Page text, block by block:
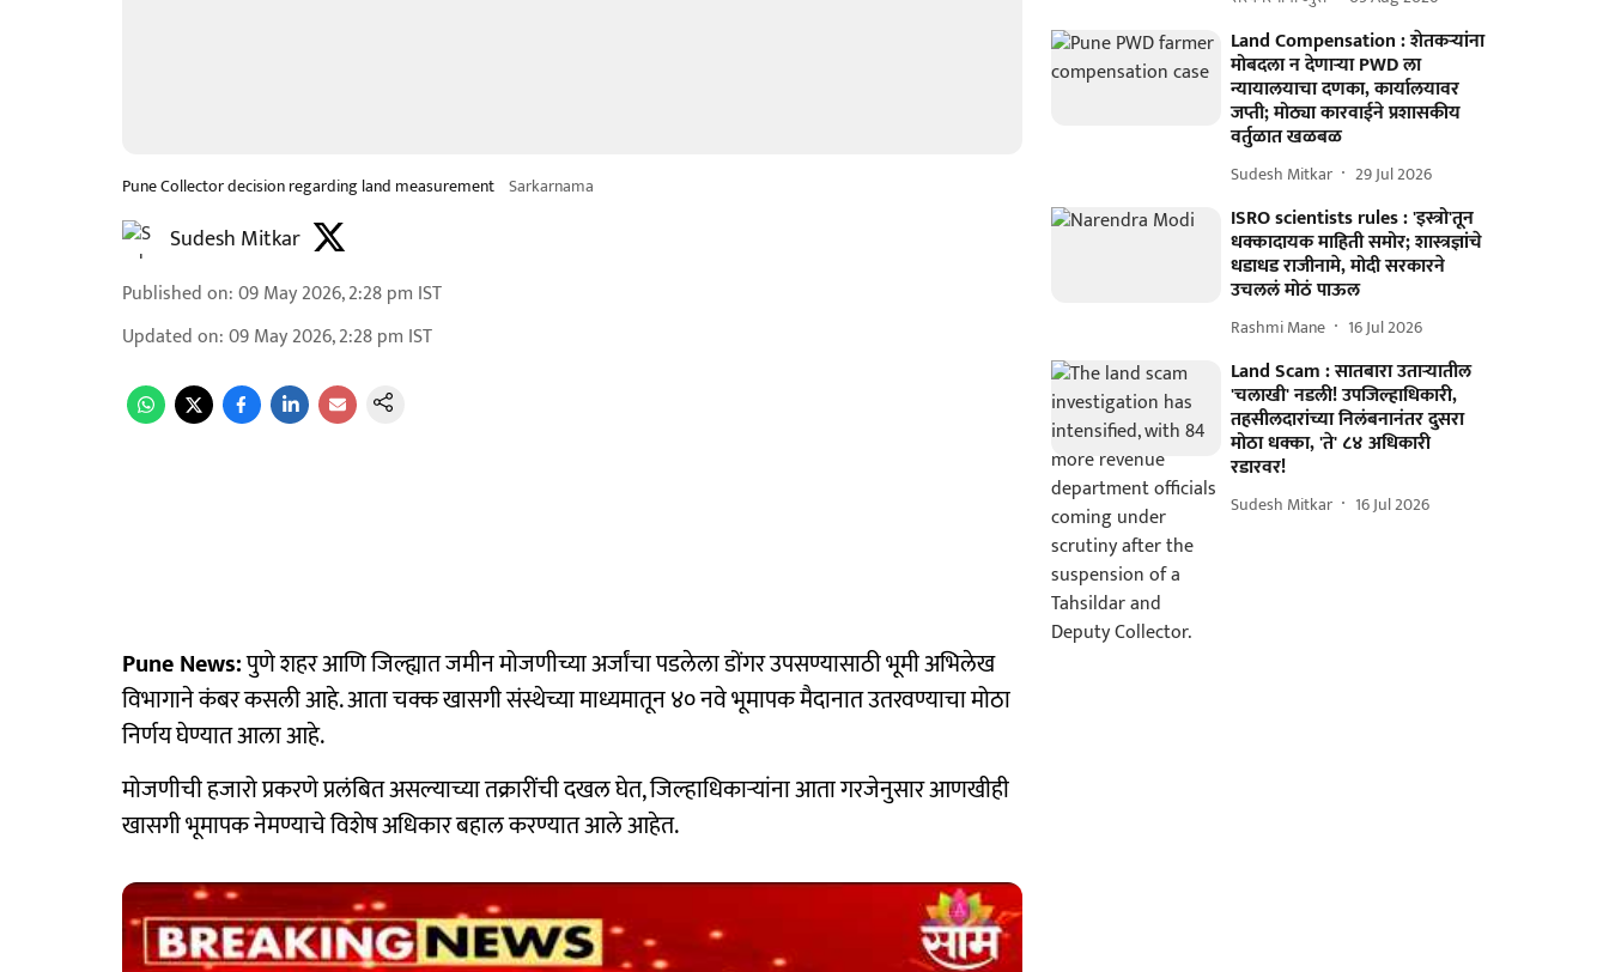
Pune Collector decision regarding land measurement Sarkarnama
Sudesh Mitkar
Published on:09 May 2026, 2:28 pm IST
Updated on:09 May 2026, 2:28 pm IST
Pune News:पुणे शहर आणि जिल्ह्यात जमीन मोजणीच्या अर्जांचा पडलेला डोंगर उपसण्यासाठी भूमी अभिलेख
विभागाने कंबर कसली आहे. आता चक्क खासगी संस्थेच्या माध्यमातून ४० नवे भूमापक मैदानात उतरवण्याचा मोठा
निर्णय घेण्यात आला आहे.
मोजणीची हजारो प्रकरणे प्रलंबित असल्याच्या तक्रारींची दखल घेत, जिल्हाधिकाऱ्यांना आता गरजेनुसार आणखीही
खासगी भूमापक नेमण्याचे विशेष अधिकार बहाल करण्यात आले आहेत.
Land Compensation : शेतकऱ्यांना
मोबदला न देणाऱ्या PWD ला
न्यायालयाचा दणका, कार्यालयावर
जप्ती; मोठ्या कारवाईने प्रशासकीय
वर्तुळात खळबळ
Sudesh Mitkar 29 Jul 2026
ISRO scientists rules : 'इस्त्रो'तून
धक्कादायक माहिती समोर; शास्त्रज्ञांचे
धडाधड राजीनामे, मोदी सरकारने
उचललं मोठं पाऊल
Rashmi Mane 16 Jul 2026
Land Scam : सातबारा उताऱ्यातील
'चलाखी' नडली! उपजिल्हाधिकारी,
तहसीलदारांच्या निलंबनानंतर दुसरा
मोठा धक्का, 'ते' ८४ अधिकारी
रडारवर!
Sudesh Mitkar 16 Jul 2026